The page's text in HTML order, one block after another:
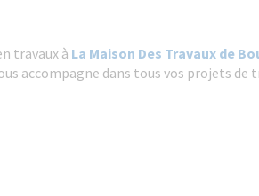
travaux à La Maison Des Travaux de
accompagne dans tous vos projets de